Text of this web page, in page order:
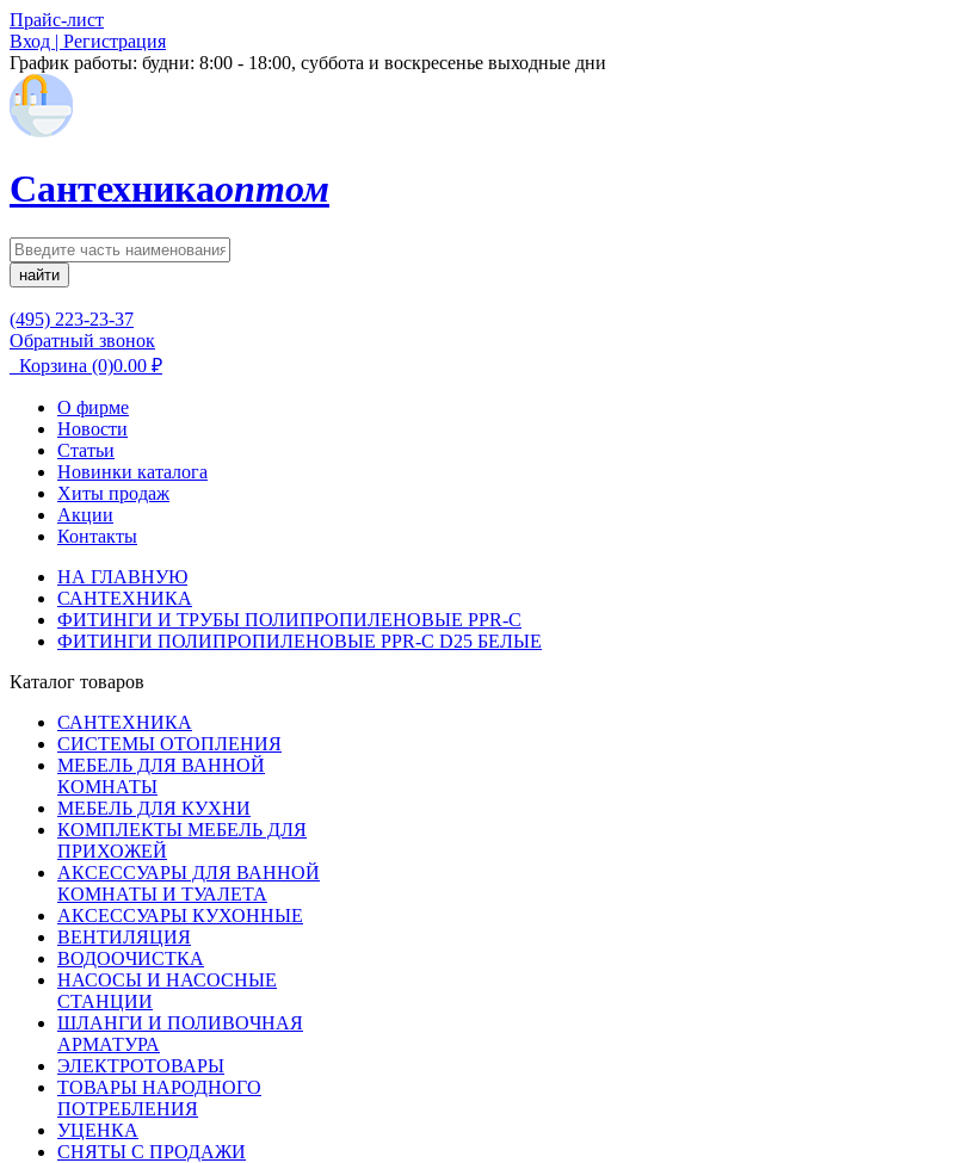
Прайс-лист
Вход | Регистрация
График работы: будни: 8:00 - 18:00, суббота и воскресенье выходные дни
Сантехникаоптом
найти
(495) 223-23-37
Обратный звонок
Корзина (0)0.00 ₽
О фирме
Новости
Статьи
Новинки каталога
Хиты продаж
Акции
Контакты
НА ГЛАВНУЮ
САНТЕХНИКА
ФИТИНГИ И ТРУБЫ ПОЛИПРОПИЛЕНОВЫЕ PPR-C
ФИТИНГИ ПОЛИПРОПИЛЕНОВЫЕ PPR-C D25 БЕЛЫЕ
Каталог товаров
САНТЕХНИКА
СИСТЕМЫ ОТОПЛЕНИЯ
МЕБЕЛЬ ДЛЯ ВАННОЙ
КОМНАТЫ
МЕБЕЛЬ ДЛЯ КУХНИ
КОМПЛЕКТЫ МЕБЕЛЬ ДЛЯ
ПРИХОЖЕЙ
АКСЕССУАРЫ ДЛЯ ВАННОЙ
КОМНАТЫ И ТУАЛЕТА
АКСЕССУАРЫ КУХОННЫЕ
ВЕНТИЛЯЦИЯ
ВОДООЧИСТКА
НАСОСЫ И НАСОСНЫЕ
СТАНЦИИ
ШЛАНГИ И ПОЛИВОЧНАЯ
АРМАТУРА
ЭЛЕКТРОТОВАРЫ
ТОВАРЫ НАРОДНОГО
ПОТРЕБЛЕНИЯ
УЦЕНКА
СНЯТЫ С ПРОДАЖИ